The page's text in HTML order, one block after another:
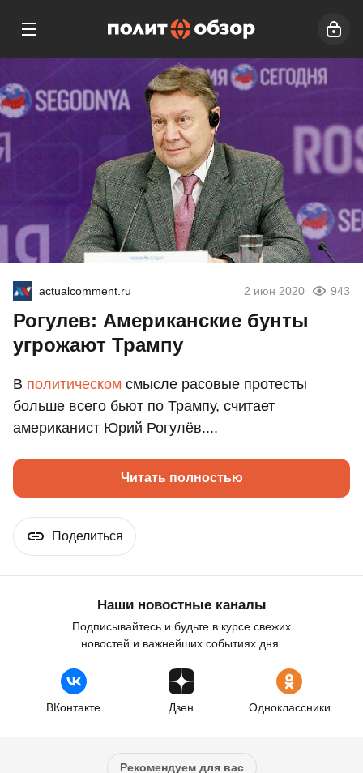
actualcomment.ru 2 июн 2020 943
Рогулев: Американские бунты
угрожают Трампу
В политическом смысле расовые протесты
больше всего бьют по Трампу, считает
американист Юрий Рогулёв....
Читать полностью
Поделиться
Наши новостные каналы
Подписывайтесь и будьте в курсе свежих
новостей и важнейших событиях дня.
ВКонтакте Дзен Одноклассники
Рекомендуем для вас